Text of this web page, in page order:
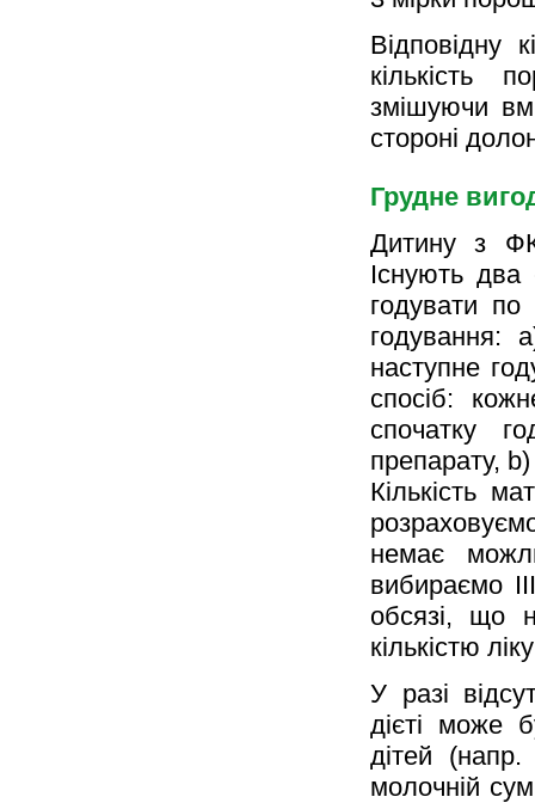
Відповідну
кількість
змішуючи
стороні
Грудне
Дитину з
Існують два
годувати
годування:
наступне
спосіб:
спочатку
препарату,
Кількість
немає
вибираємо
обсязі, що
кількістю
У разі
дієті може
дітей
молочній